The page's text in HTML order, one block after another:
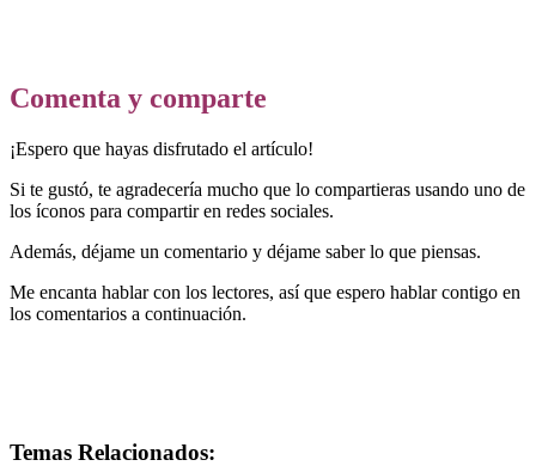
Comenta y comparte
¡Espero que hayas disfrutado el artículo!
Si te gustó, te agradecería mucho que lo compartieras usando uno de
los íconos para compartir en redes sociales.
Además, déjame un comentario y déjame saber lo que piensas.
Me encanta hablar con los lectores, así que espero hablar contigo en
los comentarios a continuación.
Temas Relacionados: